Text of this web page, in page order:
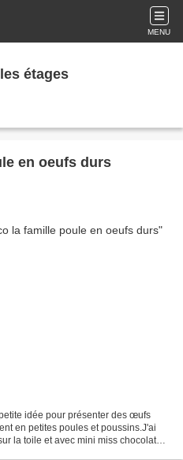
MENU
étages
en oeufs durs
idée pour présenter des œufs
en petites poules et poussins.J'ai
la toile et avec mini miss chocolat